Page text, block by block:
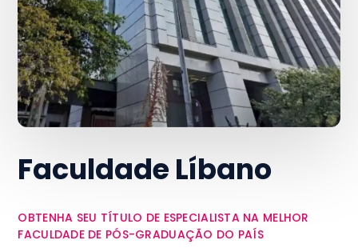
Faculdade Líbano
OBTENHA SEU TÍTULO DE ESPECIALISTA NA MELHOR
FACULDADE DE PÓS-GRADUAÇÃO DO PAÍS